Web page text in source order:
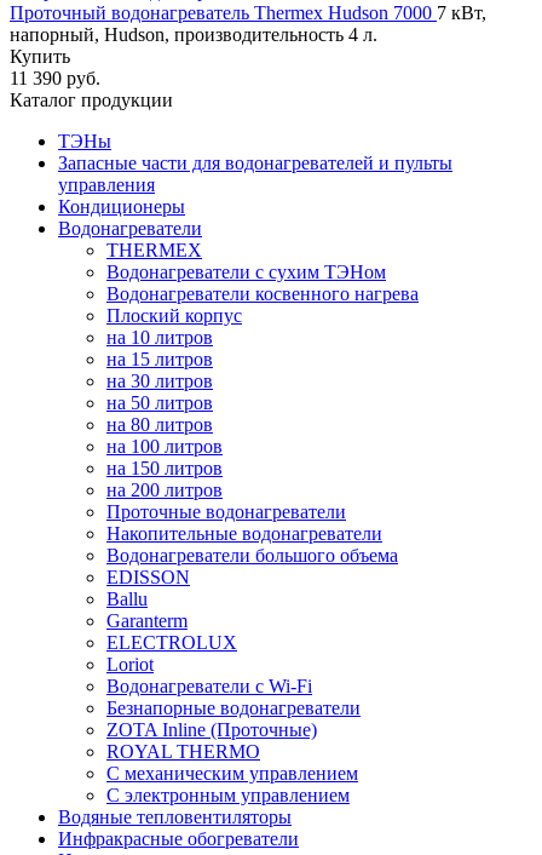
Проточный водонагреватель Thermex Hudson 7000 7 кВт,
напорный, Hudson, производительность 4 л.
Купить
11 390 руб.
Каталог продукции
ТЭНы
Запасные части для водонагревателей и пульты
управления
Кондиционеры
Водонагреватели
THERMEX
Водонагреватели с сухим ТЭНом
Водонагреватели косвенного нагрева
Плоский корпус
на 10 литров
на 15 литров
на 30 литров
на 50 литров
на 80 литров
на 100 литров
на 150 литров
на 200 литров
Проточные водонагреватели
Накопительные водонагреватели
Водонагреватели большого объема
EDISSON
Ballu
Garanterm
ELECTROLUX
Loriot
Водонагреватели с Wi-Fi
Безнапорные водонагреватели
ZOTA Inline (Проточные)
ROYAL THERMO
С механическим управлением
С электронным управлением
Водяные тепловентиляторы
Инфракрасные обогреватели